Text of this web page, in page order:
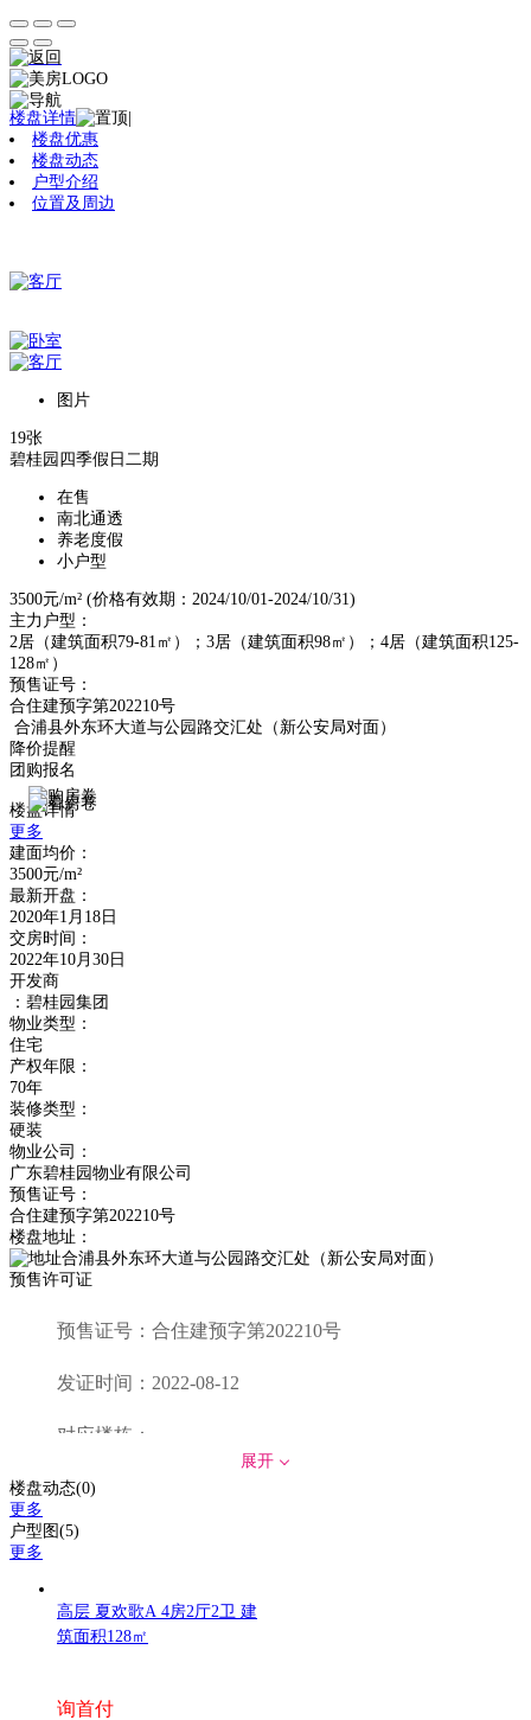
楼盘详情
楼盘优惠
楼盘动态
户型介绍
位置及周边
图片
19张
碧桂园四季假日二期
在售
南北通透
养老度假
小户型
3500元/m² (价格有效期：2024/10/01-2024/10/31)
主力户型：
2居（建筑面积79-81㎡）；3居（建筑面积98㎡）；4居（建筑面积125-
128㎡）
预售证号：
合住建预字第202210号
合浦县外东环大道与公园路交汇处（新公安局对面）
降价提醒
团购报名
楼盘详情
更多
建面均价：
3500元/m²
最新开盘：
2020年1月18日
交房时间：
2022年10月30日
开发商
：碧桂园集团
物业类型：
住宅
产权年限：
70年
装修类型：
硬装
物业公司：
广东碧桂园物业有限公司
预售证号：
合住建预字第202210号
楼盘地址：
合浦县外东环大道与公园路交汇处（新公安局对面）
预售许可证
预售证号： 合住建预字第202210号
发证时间： 2022-08-12
对应楼栋：
展开
楼盘动态(0)
更多
户型图(5)
更多
高层 夏欢歌A 4房2厅2卫 建
筑面积128㎡
询首付